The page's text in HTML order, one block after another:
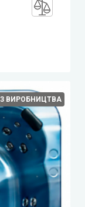
ВИРОБНИЦТВА